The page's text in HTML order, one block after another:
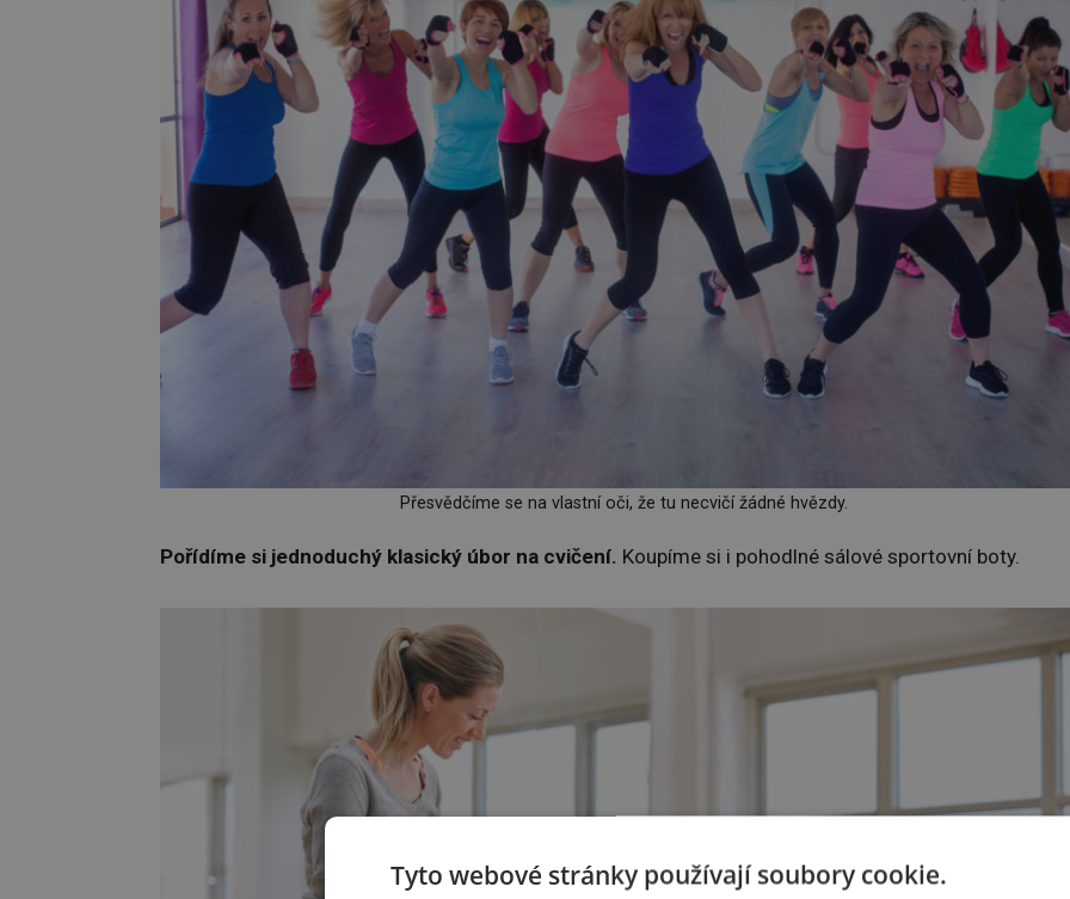
Přesvědčíme se na vlastní oči, že tu necvičí žádné hvězdy.
Pořídíme si jednoduchý klasický úbor na cvičení. Koupíme si i pohodlné sálové sportovní boty.
Tyto webové stránky používají soubory cookie.